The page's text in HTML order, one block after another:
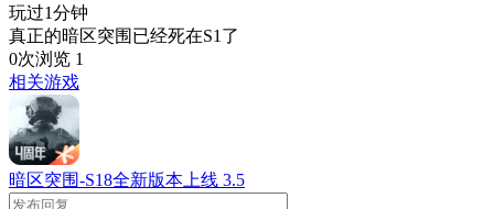
玩过1分钟
真正的暗区突围已经死在S1了
0次浏览 1
相关游戏
暗区突围-S18全新版本上线 3.5